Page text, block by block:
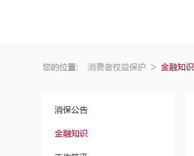
您的位置: 消费者权益保护 > 金融知识
消保公告
金融知识